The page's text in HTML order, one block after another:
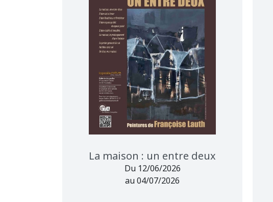
La maison : un entre deux
Du 12/06/2026
au 04/07/2026